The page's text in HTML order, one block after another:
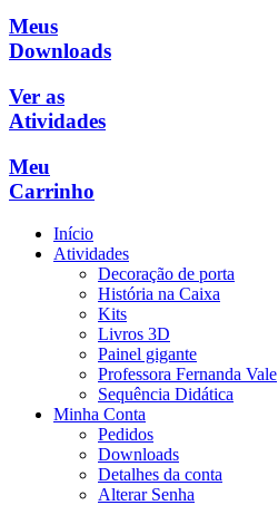
Meus
Downloads
Ver as
Atividades
Meu
Carrinho
Início
Atividades
Decoração de porta
História na Caixa
Kits
Livros 3D
Painel gigante
Professora Fernanda Vale
Sequência Didática
Minha Conta
Pedidos
Downloads
Detalhes da conta
Alterar Senha